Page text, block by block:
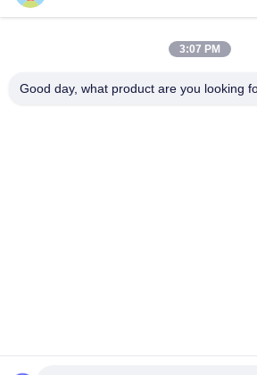
10 meter hoog luchtwerkplatform met
Hydraulische verticale lifttafel
Aluminium Type Hoogwerker met
3:07 PM
Good day, what product are you looking